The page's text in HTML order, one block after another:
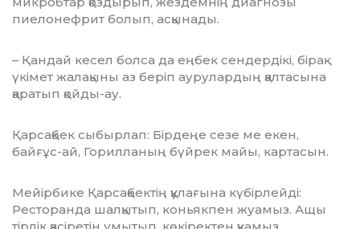
пиелонефрит болып, асқынады.
– Қандай кесел болса да еңбек сендер­дікі, бірақ
үкімет жалақыны аз беріп ауру­лардың қалтасына
қаратып қойды-ау.
Қарсақбек сыбырлап: Бірдеңе сезе ме екен,
байғұс-ай, Горилланың бүйрек майы, картасын.
Мейірбике Қарсақбектің құлағына күбірлейді:
Ресторанда шалқытып, коньякпен жуамыз. Ащы